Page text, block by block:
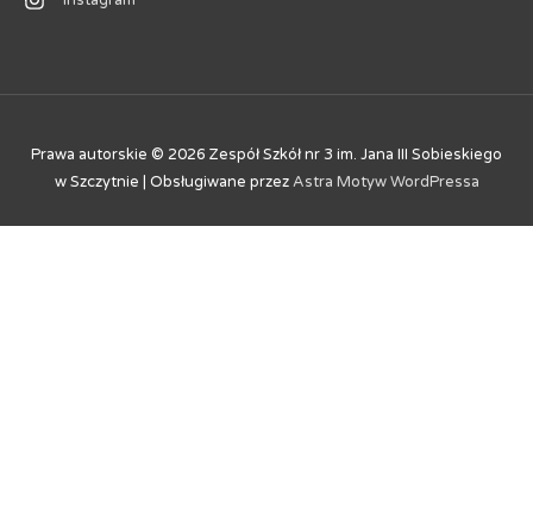
Prawa autorskie © 2026 Zespół Szkół nr 3 im. Jana III Sobieskiego
w Szczytnie | Obsługiwane przezAstra Motyw WordPressa